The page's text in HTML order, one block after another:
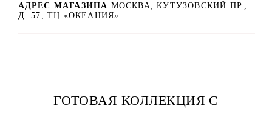
АДРЕС МАГАЗИНА МОСКВА, КУТУЗОВСКИЙ ПР.,
Д. 57, ТЦ «ОКЕАНИЯ»
ГОТОВАЯ КОЛЛЕКЦИЯ С